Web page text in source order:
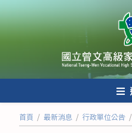
跳
轉
至
內
首頁 / 最新消息 / 行政單位公告 /